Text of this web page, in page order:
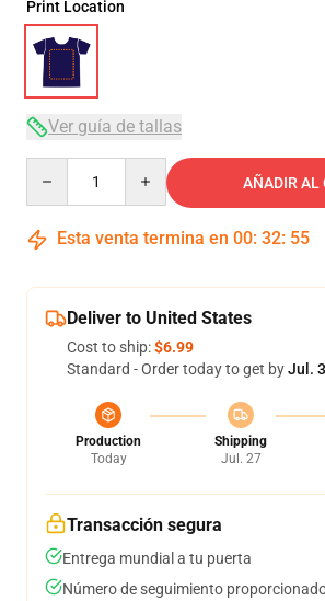
Print Location
Ver guía de tallas
AÑADIR AL
Esta venta termina en 00: 32: 54
Deliver to United States
Cost to ship:$6.99
Standard - Order today to get byJul.
Production
Today
Shipping
Jul. 27
Transacción segura
Entrega mundial a tu puerta
Número de seguimiento